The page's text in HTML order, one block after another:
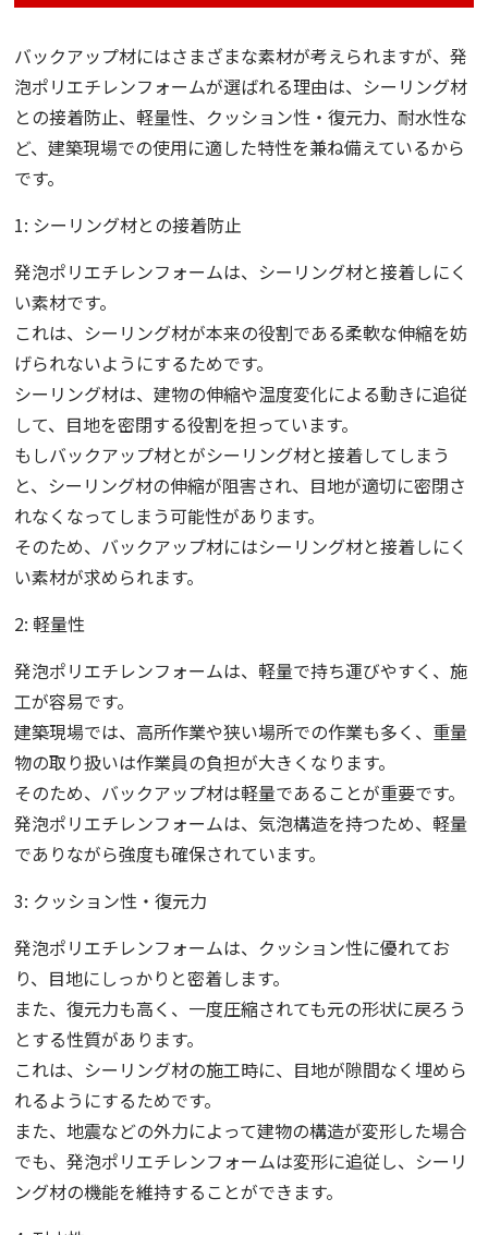
バックアップ材にはさまざまな素材が考えられますが、発
泡ポリエチレンフォームが選ばれる理由は、シーリング材
との接着防止、軽量性、クッション性・復元力、耐水性な
ど、建築現場での使用に適した特性を兼ね備えているから
です。
1: シーリング材との接着防止
発泡ポリエチレンフォームは、シーリング材と接着しにく
い素材です。
これは、シーリング材が本来の役割である柔軟な伸縮を妨
げられないようにするためです。
シーリング材は、建物の伸縮や温度変化による動きに追従
して、目地を密閉する役割を担っています。
もしバックアップ材とがシーリング材と接着してしまう
と、シーリング材の伸縮が阻害され、目地が適切に密閉さ
れなくなってしまう可能性があります。
そのため、バックアップ材にはシーリング材と接着しにく
い素材が求められます。
2: 軽量性
発泡ポリエチレンフォームは、軽量で持ち運びやすく、施
工が容易です。
建築現場では、高所作業や狭い場所での作業も多く、重量
物の取り扱いは作業員の負担が大きくなります。
そのため、バックアップ材は軽量であることが重要です。
発泡ポリエチレンフォームは、気泡構造を持つため、軽量
でありながら強度も確保されています。
3: クッション性・復元力
発泡ポリエチレンフォームは、クッション性に優れてお
り、目地にしっかりと密着します。
また、復元力も高く、一度圧縮されても元の形状に戻ろう
とする性質があります。
これは、シーリング材の施工時に、目地が隙間なく埋めら
れるようにするためです。
また、地震などの外力によって建物の構造が変形した場合
でも、発泡ポリエチレンフォームは変形に追従し、シーリ
ング材の機能を維持することができます。